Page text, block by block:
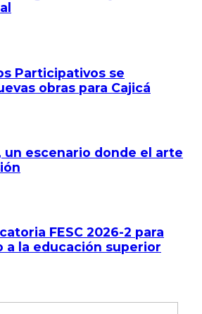
Participativos se
obras para Cajicá
un escenario donde el arte
FESC 2026-2 para
a la educación superior